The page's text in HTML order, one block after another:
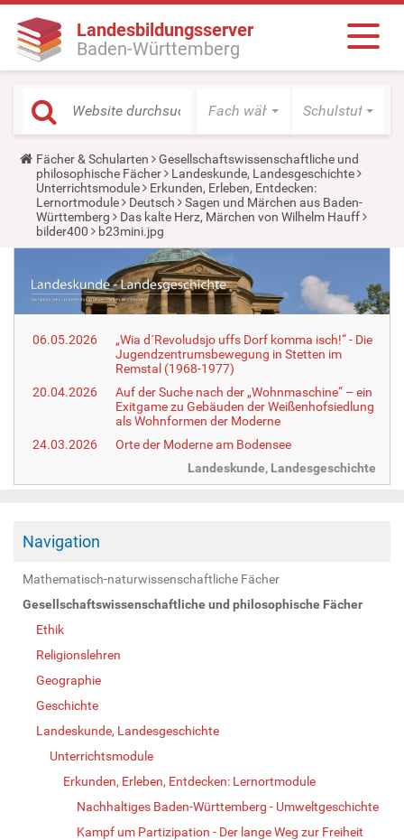
Landesbildungsserver
Baden-Württemberg
Fach wählen Schulstufe
Y
o
u
a
r
e
h
e
:
Fächer & Schularten
Gesellschaftswissenschaftliche und
philosophische Fächer
Landeskunde, Landesgeschichte
Unterrichtsmodule
Erkunden, Erleben, Entdecken:
Lernortmodule
Deutsch
Sagen und Märchen aus Baden-
Württemberg
Das kalte Herz, Märchen von Wilhelm Hauff
bilder400
b23mini.jpg
06.05.2026
„Wia d´Revoludsjo uffs Dorf komma isch!“ - Die
Jugendzentrumsbewegung in Stetten im
Remstal (1968-1977)
20.04.2026
Auf der Suche nach der „Wohnmaschine“ – ein
Exitgame zu Gebäuden der Weißenhofsiedlung
als Wohnformen der Moderne
24.03.2026
Orte der Moderne am Bodensee
Landeskunde, Landesgeschichte
Navigation
Mathematisch-naturwissenschaftliche Fächer
Gesellschaftswissenschaftliche und philosophische Fächer
Ethik
Religionslehren
Geographie
Geschichte
Landeskunde, Landesgeschichte
Unterrichtsmodule
Erkunden, Erleben, Entdecken: Lernortmodule
Nachhaltiges Baden-Württemberg - Umweltgeschichte
Kampf um Partizipation - Der lange Weg zur Freiheit